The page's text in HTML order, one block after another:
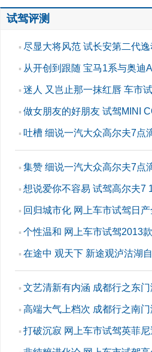
试驾评测
▪ 尽显大将风范 试长安第二代
▪ 从开创到跟随 宝马1系与奥迪
▪ 迷人 又岂止那一抹红唇 车市
▪ 做女朋友的好朋友 试驾MINI
▪ 吐槽 细说一汽大众高尔夫7点
▪ 集赞 细说一汽大众高尔夫7点
▪ 想说爱你不容易 试驾高尔夫7
▪ 回归城市化 网上车市试驾日
▪ 个性温和 网上车市试驾2013
▪ 在途中 观天下 新途观泸沽湖
▪ 文艺清新有内涵 成都行之东
▪ 高端大气上档次 成都行之南
▪ 打破沉寂 网上车市试驾英菲